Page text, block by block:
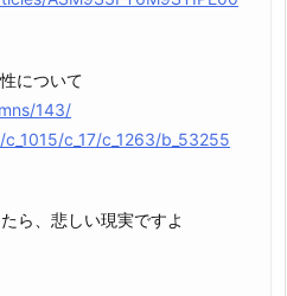
について
143/
c_17/c_1263/b_53255
ら、悲しい現実ですよ